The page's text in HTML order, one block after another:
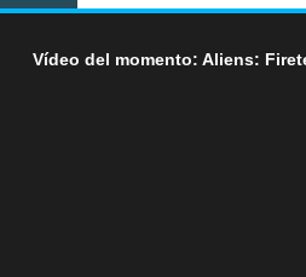
Vídeo del momento: Aliens: